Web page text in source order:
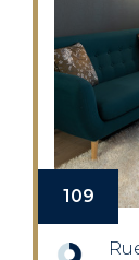
109